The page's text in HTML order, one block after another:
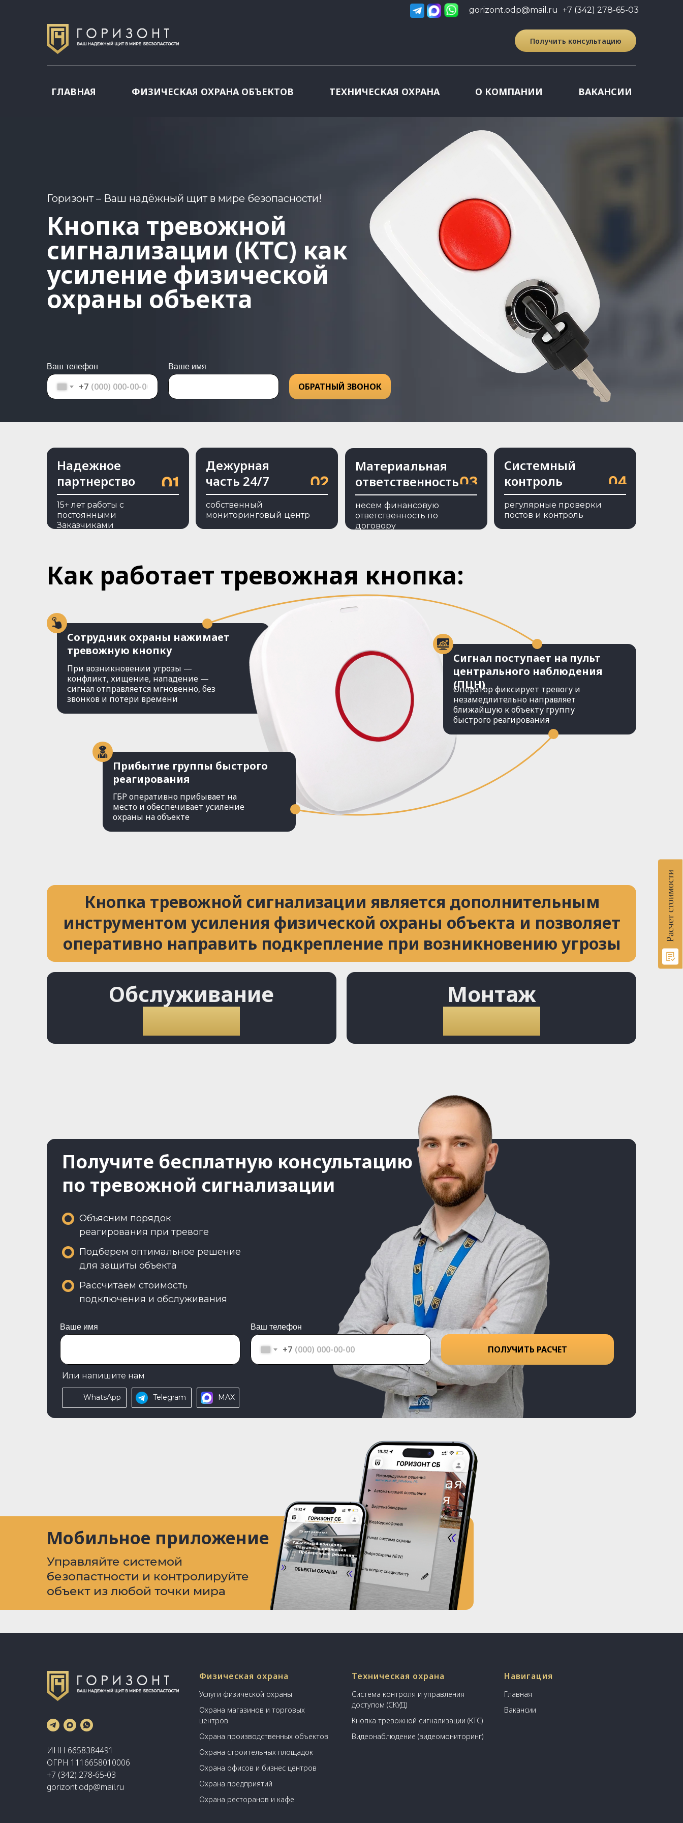
Расчет стоимости
gorizont.odp@mail.ru +7 (342) 278-65-03
Получить консультацию
ГЛАВНАЯ ФИЗИЧЕСКАЯ ОХРАНА ОБЪЕКТОВ ТЕХНИЧЕСКАЯ ОХРАНА О КОМПАНИИ ВАКАНСИИ
Кнопка тревожной
сигнализации (КТС) как
усиление физической
охраны объекта
Горизонт – Ваш надёжный щит в мире безопасности!
Ваш телефон
+7
Ваше имя
ОБРАТНЫЙ ЗВОНОК
15+ лет работы с
постоянными
Заказчиками
Надежное
партнерство
cобственный
мониторинговый центр
Дежурная
часть 24/7
несем финансовую
ответственность по
договору
Материальная
ответственность
регулярные проверки
постов и контроль
Системный
контроль
Сотрудник охраны нажимает
тревожную кнопку
При возникновении угрозы —
конфликт, хищение, нападение —
сигнал отправляется мгновенно, без
звонков и потери времени
Как работает тревожная кнопка:
Сигнал поступает на пульт
центрального наблюдения
(ПЦН)
Оператор фиксирует тревогу и
незамедлительно направляет
ближайшую к объекту группу
быстрого реагирования
Прибытие группы быстрого
реагирования
ГБР оперативно прибывает на
место и обеспечивает усиление
охраны на объекте
Обслуживание
Монтаж
Кнопка тревожной сигнализации является дополнительным
инструментом усиления физической охраны объекта и позволяет
оперативно направить подкрепление при возникновению угрозы
Получите бесплатную консультацию
по тревожной сигнализации
Объясним порядок
реагирования при тревоге
Ваше имя Ваш телефон
+7 ПОЛУЧИТЬ РАСЧЕТ
Подберем оптимальное решение
для защиты объекта
Рассчитаем стоимость
подключения и обслуживания
Или напишите нам
WhatsApp Telegram MAX
Мобильное приложение
Управляйте системой
безопастности и контролируйте
объект из любой точки мира
ИНН 6658384491
ОГРН 1116658010006
+7 (342) 278-65-03
gorizont.odp@mail.ru
Физическая охрана
Услуги физической охраны
Охрана магазинов и торговых
центров
Охрана производственных объектов
Охрана строительных площадок
Охрана офисов и бизнес центров
Охрана предприятий
Охрана ресторанов и кафе
Техническая охрана
Система контроля и управления
доступом (СКУД)
Кнопка тревожной сигнализации (КТС)
Видеонаблюдение (видеомониторинг)
Навигация
Главная
Вакансии